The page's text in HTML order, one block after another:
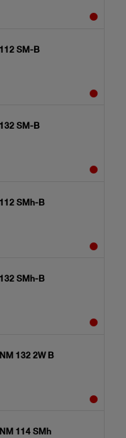
SM-B
SM-B
SMh-B
SMh-B
132 2W B
114 SMh